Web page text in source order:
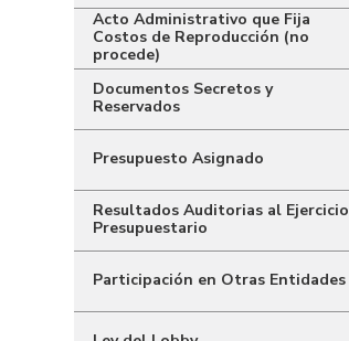
Acto Administrativo que Fija
Costos de Reproducción (no
procede)
Documentos Secretos y
Reservados
Presupuesto Asignado
Resultados Auditorias al Ejercicio
Presupuestario
Participación en Otras Entidades